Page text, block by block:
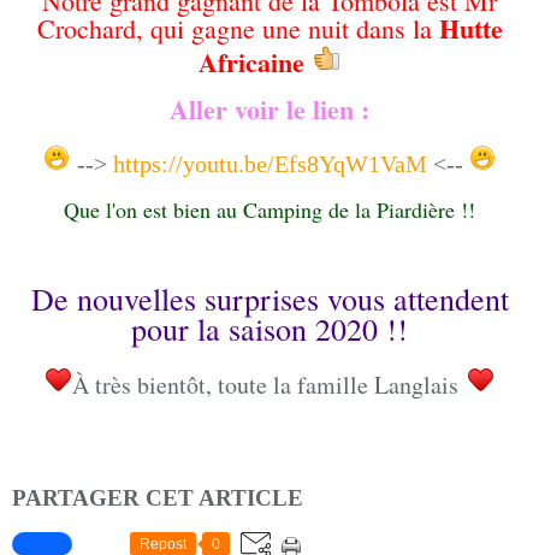
Crochard, qui gagne une nuit dans la Hutte
Africaine
Aller voir le lien :
--> https://youtu.be/Efs8YqW1VaM<--
Que l'on est bien au Camping de la Piardière !!
De nouvelles surprises vous attendent
pour la saison 2020 !!
À très bientôt, toute la famille Langlais
PARTAGER CET ARTICLE
Repost 0